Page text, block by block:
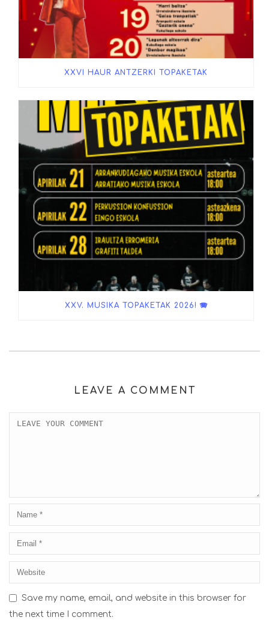
XXVI HAUR ANTZERKI TOPAKETAK
XXV. MUSIKA TOPAKETAK 2026! 🪗
LEAVE A COMMENT
Save my name, email, and website in this browser for
the next time I comment.